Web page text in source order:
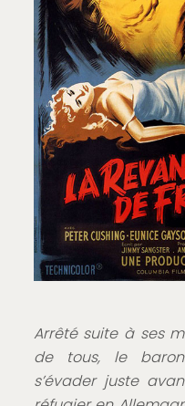
Arrêté suite à ses
de tous, le
s’évader juste